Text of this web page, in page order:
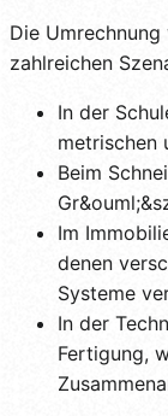
Die
zahlreichen
In der
metrischen
Beim
Im
denen
Systeme
In der
Fertigung,